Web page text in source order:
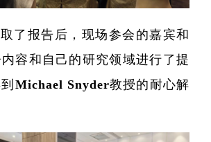
精准医
代
了报告后，现场参会的嘉宾和
容和自己的研究领域进行了提
Michael Snyder教授的耐心解